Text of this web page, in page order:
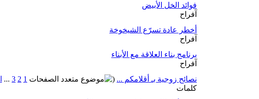
فوائد الخل الأبيض
آفراح
أخطر عادة تسرّع الشيخوخة
آفراح
برنامج بناء العلاقة مع الأبناء
آفراح
نصائح زوجية بـ أقلامكم ... (
1
2
3
...
كلمات